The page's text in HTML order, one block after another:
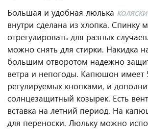
Большая и удобная люлька
внутри сделана из хлопка. Спинку
отрегулировать для разных
можно снять для стирки. Накидка
большим отворотом надежно
ветра и непогоды. Капюшон имеет
регулируемых кнопками, и
солнцезащитный козырек. Есть
вставка на летний период. На
для переноски. Люльку можно